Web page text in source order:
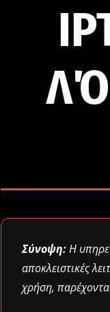
Σύνοψη:Η
αποκλειστικές
χρήση,